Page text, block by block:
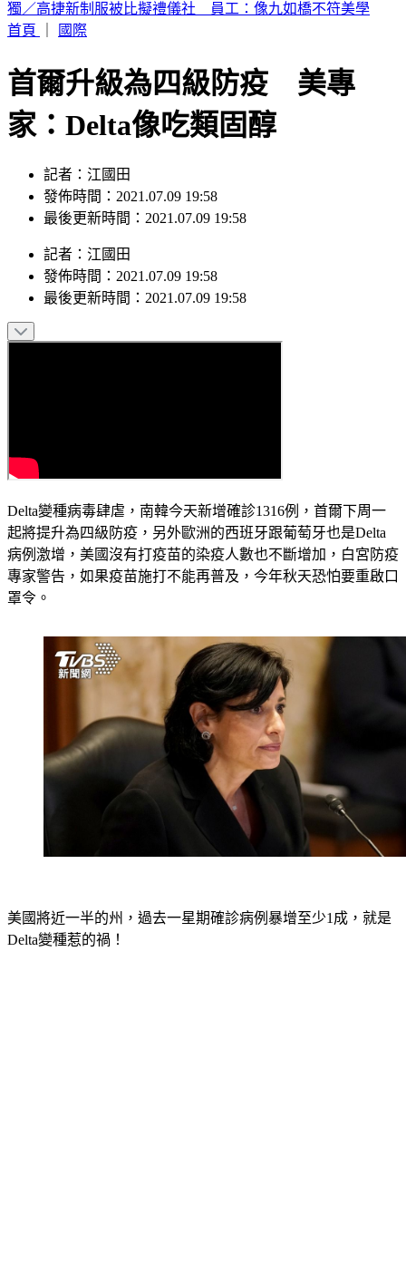
富婆砸錢當女主「強加60場吻戲」 男星崩潰發聲：往我嘴裡
伸舌頭
首爾升級為四級防疫 美專
家：Delta像吃類固醇
記者：江國田
發佈時間：2021.07.09 19:58
記者：江國田
發佈時間：2021.07.09 19:58
Delta變種病毒肆虐，南韓今天新增確診1316例，首爾下周一
起將提升為四級防疫，另外歐洲的西班牙跟葡萄牙也是Delta
病例激增，美國沒有打疫苗的染疫人數也不斷增加，白宮防疫
專家警告，如果疫苗施打不能再普及，今年秋天恐怕要重啟口
美國將近一半的州，過去一星期確診病例暴增至少1成，就是